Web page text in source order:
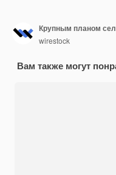
wirestock
Вам также могут